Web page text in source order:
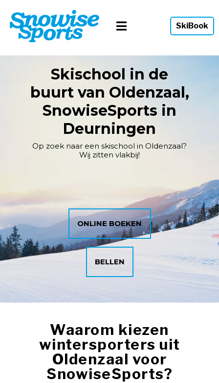
SkiBook
Skischool in de
buurt van Oldenzaal,
SnowiseSports in
Deurningen
Op zoek naar een skischool in Oldenzaal?
Wij zitten vlakbij!
ONLINE BOEKEN
BELLEN
Waarom kiezen
wintersporters uit
Oldenzaal voor
SnowiseSports?